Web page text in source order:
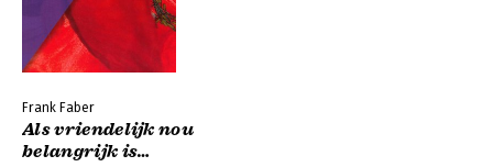
Frank Faber
Als vriendelijk nou
belangrijk is…